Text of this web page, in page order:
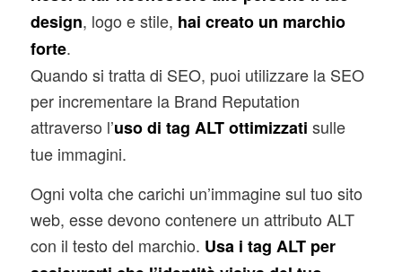
design, logo e stile, hai creato un marchio
forte.
Quando si tratta di SEO, puoi utilizzare la SEO
per incrementare la Brand Reputation
attraverso l’uso di tag ALT ottimizzati sulle
tue immagini.
Ogni volta che carichi un’immagine sul tuo sito
web, esse devono contenere un attributo ALT
con il testo del marchio. Usa i tag ALT per